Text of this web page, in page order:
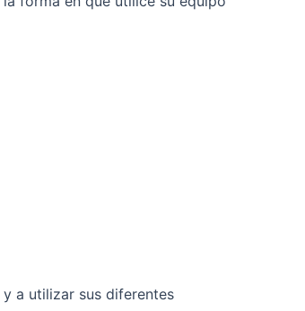
a utilizar sus diferentes